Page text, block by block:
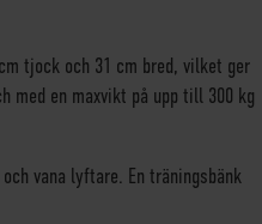
tjock och 31 cm bred, vilket ger
med en maxvikt på upp till 300 kg
vana lyftare. En träningsbänk